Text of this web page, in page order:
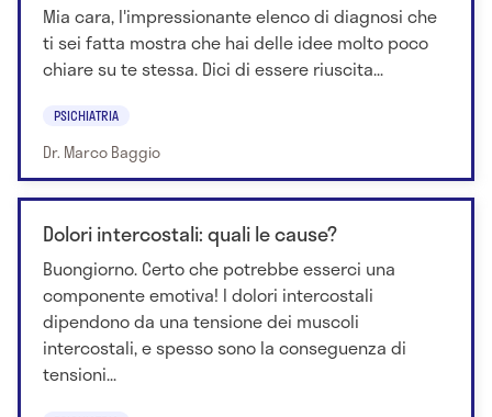
Mia cara, l'impressionante elenco di diagnosi che
ti sei fatta mostra che hai delle idee molto poco
chiare su te stessa. Dici di essere riuscita...
PSICHIATRIA
Dr. Marco Baggio
Dolori intercostali: quali le cause?
Buongiorno. Certo che potrebbe esserci una
componente emotiva! I dolori intercostali
dipendono da una tensione dei muscoli
intercostali, e spesso sono la conseguenza di
tensioni...